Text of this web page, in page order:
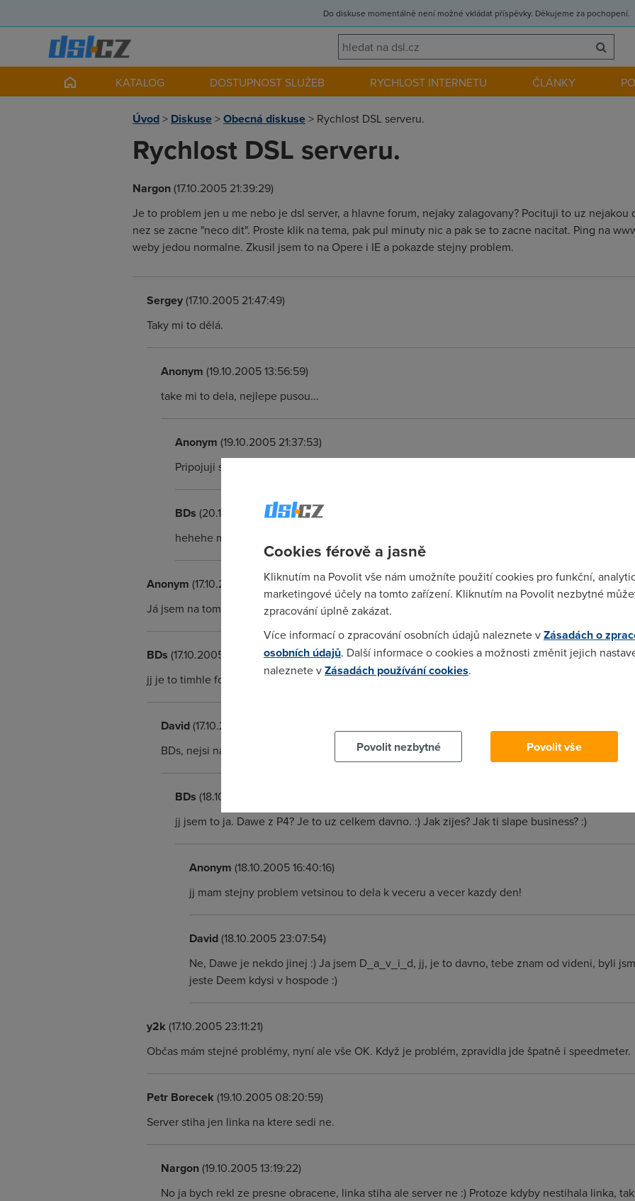
Do diskuse momentálně není možné vkládat příspěvky. Děkujeme za pochopení.
KATALOG DOSTUPNOST SLUŽEB RYCHLOST INTERNETU ČLÁNKY
Úvod> Diskuse>Obecná diskuse> Rychlost DSL serveru.
Rychlost DSL serveru.
Nargon(17.10.2005 21:39:29)
Je to problem jen u me nebo je dsl server, a hlavne forum, nejaky zalagovany? Pocituji to uz
nez se zacne "neco dit". Proste klik na tema, pak pul minuty nic a pak se to zacne nacitat. Ping na
weby jedou normalne. Zkusil jsem to na Opere i IE a pokazde stejny problem.
Sergey(17.10.2005 21:47:49)
Taky mi to dělá.
Anonym (19.10.2005 13:56:59)
take mi to dela, nejlepe pusou...
Anonym (19.10.2005 21:37:53)
Pripojuji se k tomu...
BDs (20.10.2005 07:37:59)
hehehe mas bod! :D
Anonym (17.10.2005 21:57:57)
Já jsem na tom stejně. Informace o rychlém internetu se někdy zobrazují zoufale pomalu...
BDs (17.10.2005 22:04:37)
jj je to timhle forem. Smrdi totiz jako turistovy ponozky po prechodu Tater.
David(17.10.2005 23:05:28)
BDs, nejsi náhodou z OC? Jinak se připojuju, mě tohle fórum připadá taky "volaké zpomalené" :)
BDs (18.10.2005 10:15:30)
jj jsem to ja. Dawe z P4? Je to uz celkem davno. :) Jak zijes? Jak ti slape business? :)
Anonym (18.10.2005 16:40:16)
jj mam stejny problem vetsinou to dela k veceru a vecer kazdy den!
David(18.10.2005 23:07:54)
Ne, Dawe je nekdo jinej :) Ja jsem D_a_v_i_d, jj, je to davno, tebe znam od videni, byli
jeste Deem kdysi v hospode :)
y2k (17.10.2005 23:11:21)
Občas mám stejné problémy, nyní ale vše OK. Když je problém, zpravidla jde špatně i speedmeter.
Petr Borecek (19.10.2005 08:20:59)
Server stiha jen linka na ktere sedi ne.
Nargon(19.10.2005 13:19:22)
No ja bych rekl ze presne obracene, linka stiha ale server ne :) Protoze kdyby nestihala linka,
Cookies férově a jasně
Kliknutím na Povolit vše nám umožníte použití cookies pro funkční,
marketingové účely na tomto zařízení. Kliknutím na Povolit nezbytné
zpracování úplně zakázat.
Více informací o zpracování osobních údajů naleznete vZásadách o
osobních údajů. Další informace o cookies a možnosti změnit jejich
naleznete vZásadách používání cookies.
Povolit nezbytné
Povolit vše